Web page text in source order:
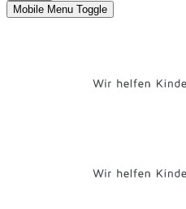
Mobile Menu Toggle